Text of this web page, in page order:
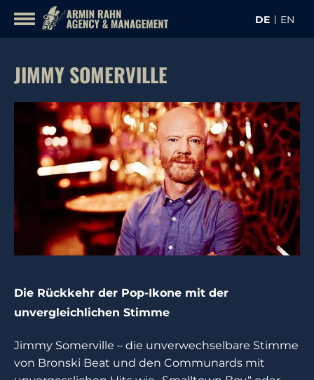
überspringen
DE EN
JIMMY SOMERVILLE
Die Rückkehr der Pop-Ikone mit der
unvergleichlichen Stimme
Jimmy Somerville – die unverwechselbare Stimme
von Bronski Beat und den Communards mit